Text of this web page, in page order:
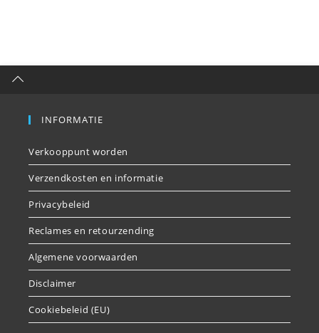
INFORMATIE
Verkooppunt worden
Verzendkosten en informatie
Privacybeleid
Reclames en retourzending
Algemene voorwaarden
Disclaimer
Cookiebeleid (EU)